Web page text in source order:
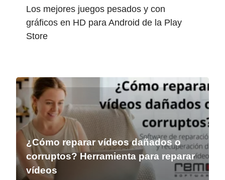
Los mejores juegos pesados y con
gráficos en HD para Android de la Play
Store
¿Cómo reparar vídeos dañados o
corruptos? Herramienta para reparar
vídeos